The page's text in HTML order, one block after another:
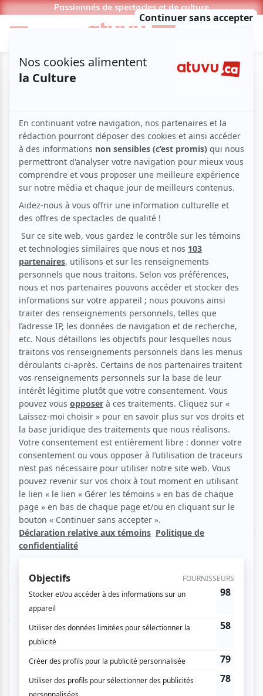
Passionnés de spectacles et de culture
Cinéma Action
FNC | The Intruder
Aucune offre promotionnelle
disponible
Soyez les premiers avisés dès qu'il y aura une offre promo
pour FNC | The Intruder:INSCRIVEZ-VOUS
Nong Ngoo Hao (aka «Marais du Roi cobra»), banlieue de
Bangkok. Depuis la construction du nouvel aéroport de la
ville, les gens survivent à l’horreur de se retrouver assiégé
par des milliers de cobras tueurs supranaturels. Dans ce
film qui récemment talonna Iron Man 2 au box-office thaï, il
y a, certes, des hôtesses de l’air, un beau docteur héroïque,
adolescentes trop mignonnes, un drogué shooté au venin
de serpent et une mémé sénile prêchant l’apocalypse et la
vengeance des esprits. Mais il y a surtout des hordes de
reptiles féroces ne voulant qu’une chose: les bouffer!
www.nouveaucinema.ca